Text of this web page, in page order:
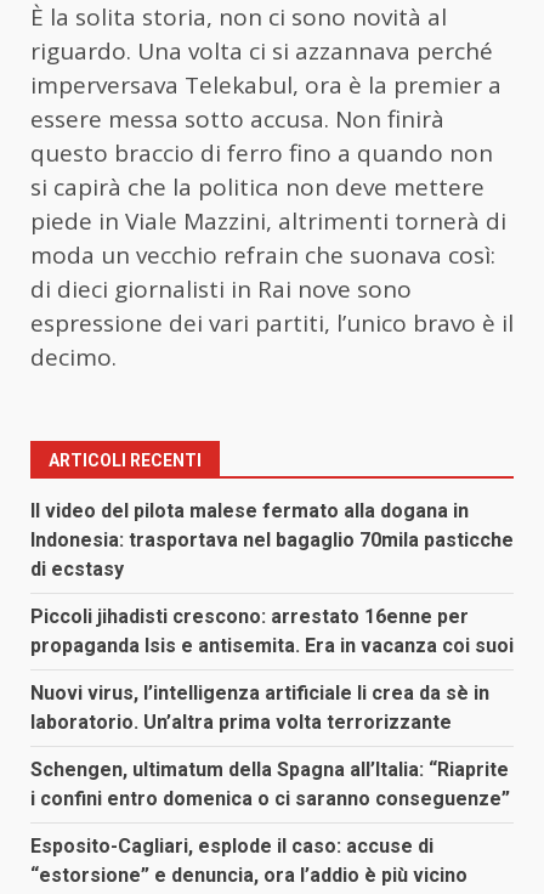
È la solita storia, non ci sono novità al
riguardo. Una volta ci si azzannava perché
imperversava Telekabul, ora è la premier a
essere messa sotto accusa. Non finirà
questo braccio di ferro fino a quando non
si capirà che la politica non deve mettere
piede in Viale Mazzini, altrimenti tornerà di
moda un vecchio refrain che suonava così:
di dieci giornalisti in Rai nove sono
espressione dei vari partiti, l’unico bravo è il
decimo.
ARTICOLI RECENTI
Il video del pilota malese fermato alla dogana in
Indonesia: trasportava nel bagaglio 70mila pasticche
di ecstasy
Piccoli jihadisti crescono: arrestato 16enne per
propaganda Isis e antisemita. Era in vacanza coi suoi
Nuovi virus, l’intelligenza artificiale li crea da sè in
laboratorio. Un’altra prima volta terrorizzante
Schengen, ultimatum della Spagna all’Italia: “Riaprite
i confini entro domenica o ci saranno conseguenze”
Esposito-Cagliari, esplode il caso: accuse di
“estorsione” e denuncia, ora l’addio è più vicino